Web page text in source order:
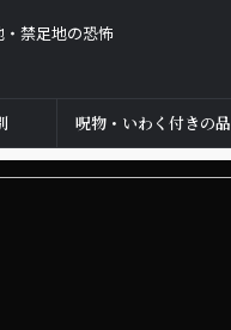
禁足地の恐怖
呪物・いわく付きの品